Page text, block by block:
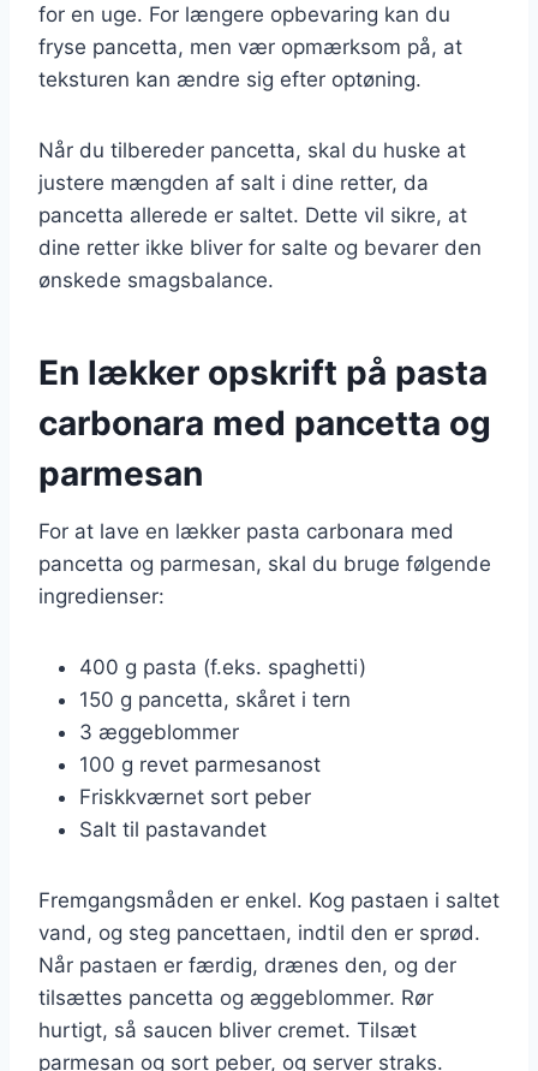
for en uge. For længere opbevaring kan du
fryse pancetta, men vær opmærksom på, at
teksturen kan ændre sig efter optøning.
Når du tilbereder pancetta, skal du huske at
justere mængden af salt i dine retter, da
pancetta allerede er saltet. Dette vil sikre, at
dine retter ikke bliver for salte og bevarer den
ønskede smagsbalance.
En lækker opskrift på pasta
carbonara med pancetta og
parmesan
For at lave en lækker pasta carbonara med
pancetta og parmesan, skal du bruge følgende
ingredienser:
400 g pasta (f.eks. spaghetti)
150 g pancetta, skåret i tern
3 æggeblommer
100 g revet parmesanost
Friskkværnet sort peber
Salt til pastavandet
Fremgangsmåden er enkel. Kog pastaen i saltet
vand, og steg pancettaen, indtil den er sprød.
Når pastaen er færdig, drænes den, og der
tilsættes pancetta og æggeblommer. Rør
hurtigt, så saucen bliver cremet. Tilsæt
parmesan og sort peber, og server straks.